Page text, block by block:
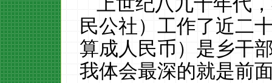
民公社）工作了近二
算成人民币）是乡干
我体会最深的就是前